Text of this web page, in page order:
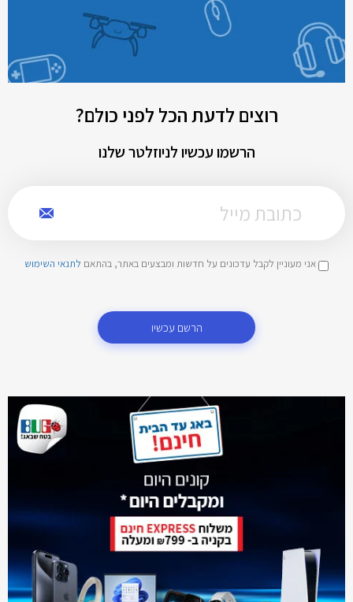
רוצים לדעת הכל לפני כולם?
הרשמו עכשיו לניוזלטר שלנו
אני מעוניין לקבל עדכונים על חדשות ומבצעים באתר, בהתאם לתנאי השימוש
הרשם עכשיו